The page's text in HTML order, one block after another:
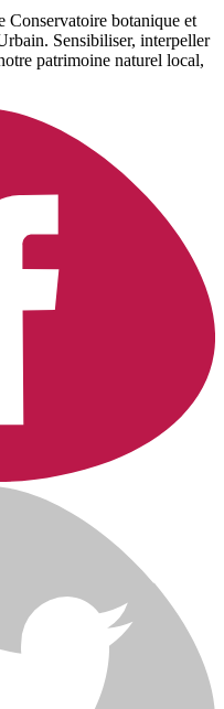
Conservatoire botanique et
Sensibiliser, interpeller
patrimoine naturel local,